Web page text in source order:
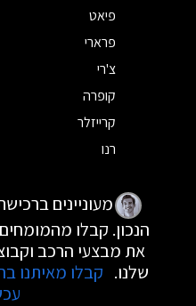
פיאט
פרארי
צ'רי
קופרה
קרייזלר
רנו
מעוניינים
הנכון. קבלו מהמומחים
את מבצעי הרכב
שלנו. קבלו מאיתנו